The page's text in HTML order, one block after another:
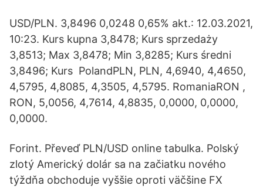
USD/PLN. 3,8496 0,0248 0,65% akt.: 12.03.2021,
10:23. Kurs kupna 3,8478; Kurs sprzedaży
3,8513; Max 3,8478; Min 3,8285; Kurs średni
3,8496; Kurs PolandPLN, PLN, 4,6940, 4,4650,
4,5795, 4,8085, 4,3505, 4,5795. RomaniaRON ,
RON, 5,0056, 4,7614, 4,8835, 0,0000, 0,0000,
0,0000.
Forint. Převeď PLN/USD online tabulka. Polský
zlotý Americký dolár sa na začiatku nového
týždňa obchoduje vyššie oproti väčšine FX